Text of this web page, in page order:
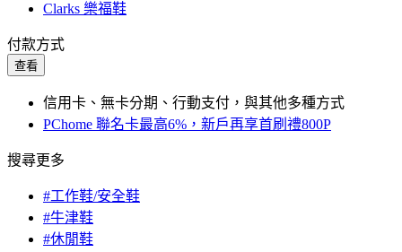
Clarks 樂福鞋
付款方式
查看
信用卡、無卡分期、行動支付，與其他多種方式
PChome 聯名卡最高6%，新戶再享首刷禮800P
搜尋更多
#工作鞋/安全鞋
#牛津鞋
#休閒鞋